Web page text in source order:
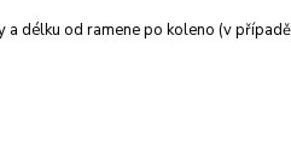
délku od ramene po koleno (v